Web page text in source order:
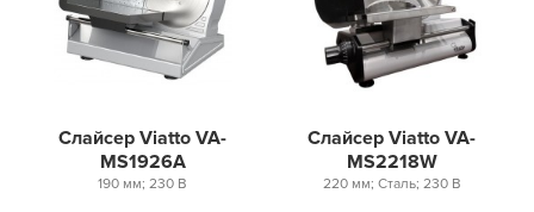
Слайсер Viatto VA-
MS1926A
190 мм; 230 В
Слайсер Viatto VA-
MS2218W
220 мм; Сталь; 230 В